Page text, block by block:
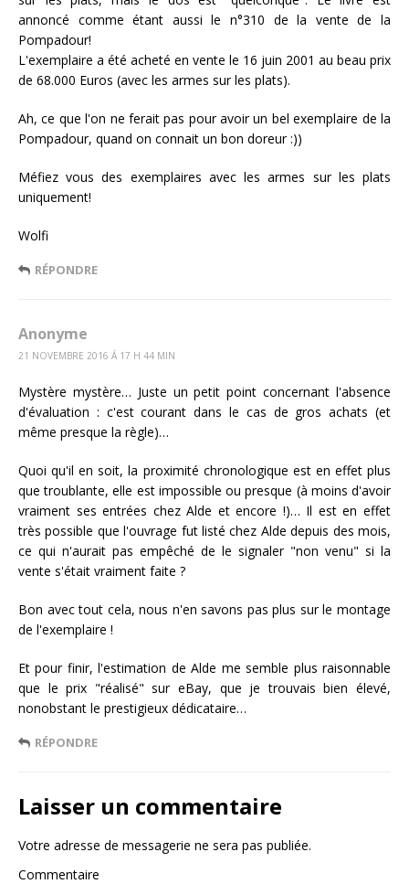
annoncé comme étant aussi le n°310 de la vente de la
Pompadour!
L'exemplaire a été acheté en vente le 16 juin 2001 au beau prix
de 68.000 Euros (avec les armes sur les plats).
Ah, ce que l'on ne ferait pas pour avoir un bel exemplaire de la
Pompadour, quand on connait un bon doreur :))
Méfiez vous des exemplaires avec les armes sur les plats
uniquement!
Wolfi
RÉPONDRE
Anonyme
21 NOVEMBRE 2016 Á 17 H 44 MIN
Mystère mystère… Juste un petit point concernant l'absence
d'évaluation : c'est courant dans le cas de gros achats (et
même presque la règle)…
Quoi qu'il en soit, la proximité chronologique est en effet plus
que troublante, elle est impossible ou presque (à moins d'avoir
vraiment ses entrées chez Alde et encore !)… Il est en effet
très possible que l'ouvrage fut listé chez Alde depuis des mois,
ce qui n'aurait pas empêché de le signaler "non venu" si la
vente s'était vraiment faite ?
Bon avec tout cela, nous n'en savons pas plus sur le montage
de l'exemplaire !
Et pour finir, l'estimation de Alde me semble plus raisonnable
que le prix "réalisé" sur eBay, que je trouvais bien élevé,
nonobstant le prestigieux dédicataire…
RÉPONDRE
Laisser un commentaire
Votre adresse de messagerie ne sera pas publiée.
Commentaire